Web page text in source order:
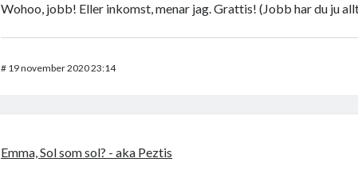
Wohoo, jobb! Eller inkomst, menar jag. Grattis! (Jobb har du ju
# 19 november 2020 23:14
Emma, Sol som sol? - aka Peztis